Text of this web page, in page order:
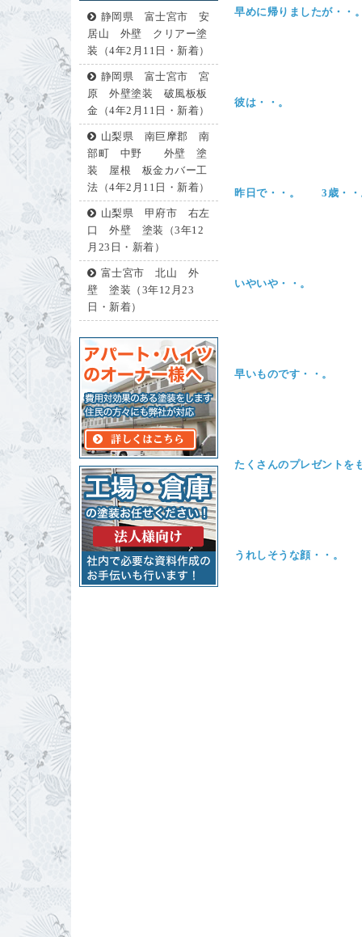
静岡県 富士宮市 安
居山 外壁 クリアー塗
装（4年2月11日・新着）
静岡県 富士宮市 宮
原 外壁塗装 破風板板
金（4年2月11日・新着）
山梨県 南巨摩郡 南
部町 中野 外壁 塗
装 屋根 板金カバー工
法（4年2月11日・新着）
山梨県 甲府市 右左
口 外壁 塗装（3年12
月23日・新着）
富士宮市 北山 外
壁 塗装（3年12月23
日・新着）
早めに帰りましたが・・
彼は・・。
昨日で・・。 3歳・・
いやいや・・。
早いものです・・。
たくさんのプレゼントを
うれしそうな顔・・。